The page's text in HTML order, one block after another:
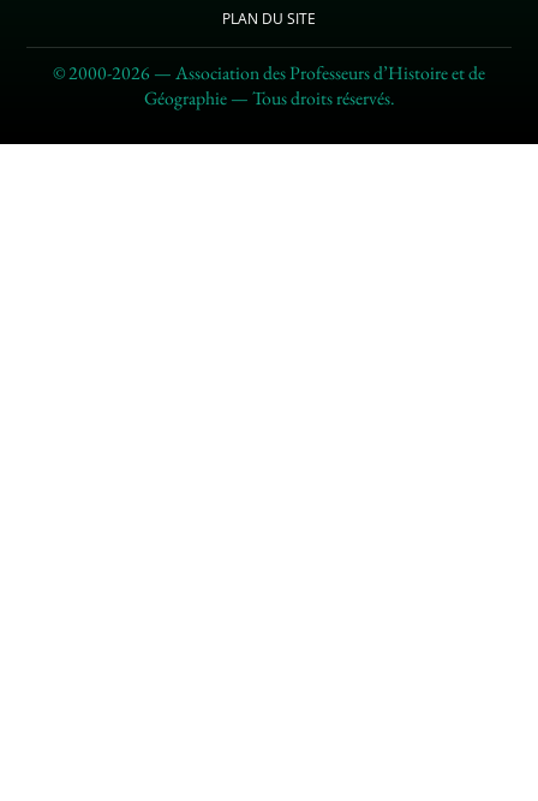
PLAN DU SITE
© 2000-2026 — Association des Professeurs d’Histoire et de
Géographie — Tous droits réservés.